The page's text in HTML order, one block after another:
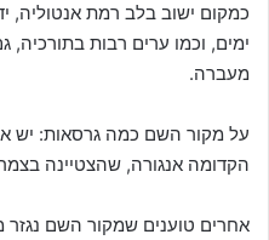
כמקום ישוב בלב רמת אנטוליה,
ימים, וכמו ערים רבות בתורכיה,
מעברה.
על מקור השם כמה גרסאות: יש
הקדומה אנגורה, שהצטיינה
אחרים טוענים שמקור השם נגזר